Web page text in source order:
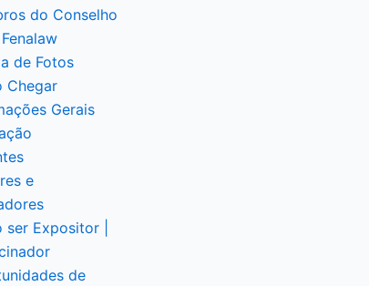
do Conselho
de Fotos
Chegar
Gerais
e
ser Expositor |
de